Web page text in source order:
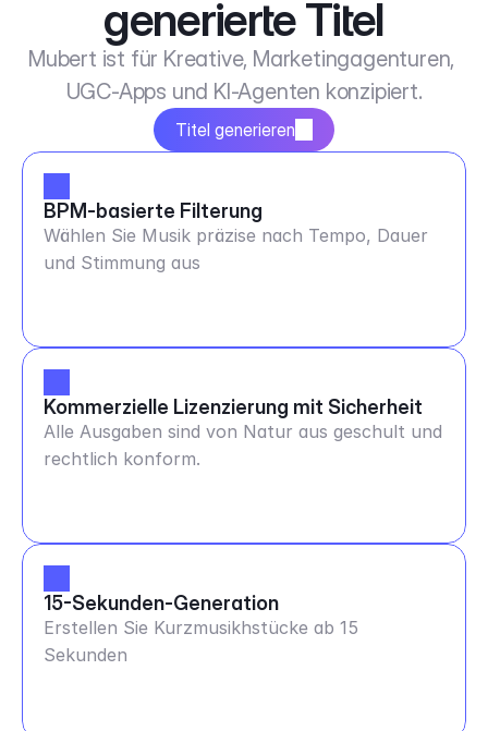
generierte Titel
Mubert ist für Kreative, Marketingagenturen,
UGC-Apps und KI-Agenten konzipiert.
Titel generieren
BPM-basierte Filterung
Wählen Sie Musik präzise nach Tempo, Dauer
und Stimmung aus
Kommerzielle Lizenzierung mit Sicherheit
Alle Ausgaben sind von Natur aus geschult und
rechtlich konform.
15-Sekunden-Generation
Erstellen Sie Kurzmusikhstücke ab 15
Sekunden